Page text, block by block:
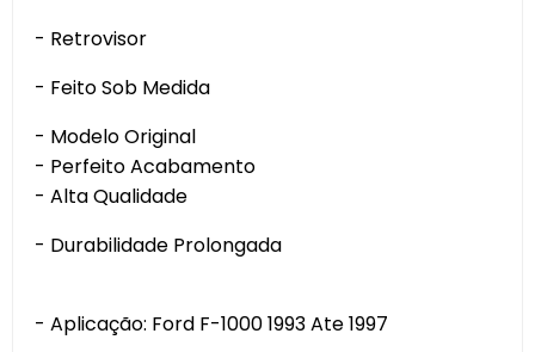
- Retrovisor
- Feito Sob Medida
- Modelo Original
- Perfeito Acabamento
- Alta Qualidade
- Durabilidade Prolongada
- Aplicação: Ford F-1000 1993 Ate 1997